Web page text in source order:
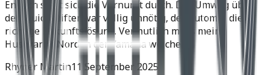
Endlich setzt sich die Vernunft durch. Der Umweg über
den Quickshifter war völlig unnötig, der Automat die
richtige Zukunftslösung. Vermutlich muss meine
Husqvarna Norden der Yamaha weichen.
Rhyner Martin11 September 2025